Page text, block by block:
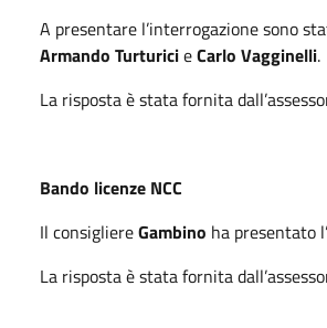
A presentare l’interrogazione sono
Armando TurturicieCarlo Vagginelli.
La risposta è stata fornita
Bando licenze NCC
Il consigliereGambino ha presentato
La risposta è stata fornita